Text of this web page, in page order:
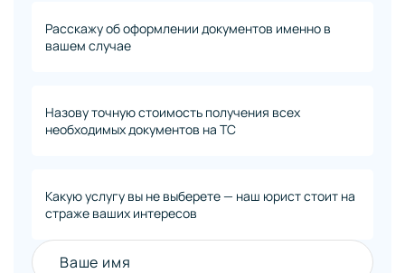
Расскажу об оформлении документов именно в
вашем случае
Назову точную стоимость получения всех
необходимых документов на ТС
Какую услугу вы не выберете — наш юрист стоит на
страже ваших интересов
Ваше имя